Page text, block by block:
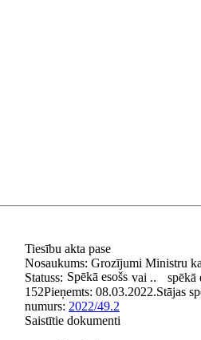
Tiesību akta pase
Nosaukums: Grozījumi Ministru
vai ..
Statuss: Spēkā esošs spēkā
152Pieņemts: 08.03.2022.Stājas
numurs: 2022/49.2
Saistītie dokumenti